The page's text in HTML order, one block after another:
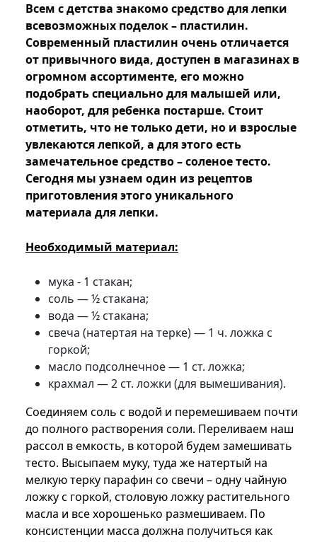
Всем с детства знакомо средство для лепки
всевозможных поделок – пластилин.
Современный пластилин очень отличается
от привычного вида, доступен в магазинах в
огромном ассортименте, его можно
подобрать специально для малышей или,
наоборот, для ребенка постарше. Стоит
отметить, что не только дети, но и взрослые
увлекаются лепкой, а для этого есть
замечательное средство – соленое тесто.
Сегодня мы узнаем один из рецептов
приготовления этого уникального
материала для лепки.
Необходимый материал:
мука - 1 стакан;
соль — ½ стакана;
вода — ½ стакана;
свеча (натертая на терке) — 1 ч. ложка с
горкой;
масло подсолнечное — 1 ст. ложка;
крахмал — 2 ст. ложки (для вымешивания).
Соединяем соль с водой и перемешиваем почти
до полного растворения соли. Переливаем наш
рассол в емкость, в которой будем замешивать
тесто. Высыпаем муку, туда же натертый на
мелкую терку парафин со свечи – одну чайную
ложку с горкой, столовую ложку растительного
масла и все хорошенько размешиваем. По
консистенции масса должна получиться как